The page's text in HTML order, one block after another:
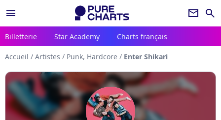
menu newsletter search
Billetterie Star Academy Charts français
Accueil / Artistes / Punk, Hardcore / Enter Shikari